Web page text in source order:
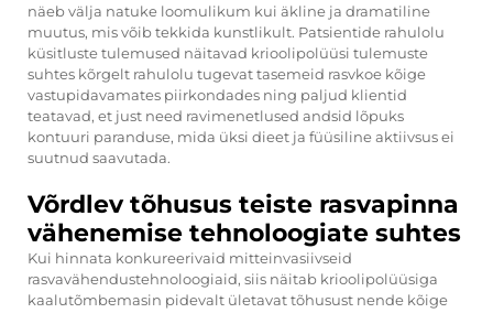
näeb välja natuke loomulikum kui äkline ja dramatiline
muutus, mis võib tekkida kunstlikult. Patsientide rahulolu
küsitluste tulemused näitavad krioolipolüüsi tulemuste
suhtes kõrgelt rahulolu tugevat tasemeid rasvkoe kõige
vastupidavamates piirkondades ning paljud klientid
teatavad, et just need ravimenetlused andsid lõpuks
kontuuri paranduse, mida üksi dieet ja füüsiline aktiivsus ei
suutnud saavutada.
Võrdlev tõhusus teiste rasvapinna
vähenemise tehnoloogiate suhtes
Kui hinnata konkureerivaid mitteinvasiivseid
rasvavähendustehnoloogiaid, siis näitab krioolipolüüsiga
kaalutõmbemasin pidevalt ületavat tõhusust nende kõige